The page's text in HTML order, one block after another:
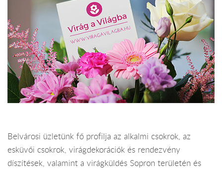
Belvárosi üzletünk fő profilja az alkalmi csokrok, az
esküvői csokrok, virágdekorációk és rendezvény
díszítések, valamint a virágküldés Sopron területén és